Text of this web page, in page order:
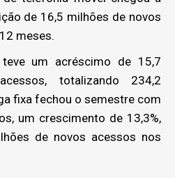
de 16,5 milhões de novos
meses.
um acréscimo de 15,7
totalizando 234,2
fixa fechou o semestre com
um crescimento de 13,3%,
de novos acessos nos